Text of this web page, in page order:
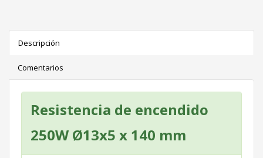
Descripción
Comentarios
Resistencia de encendido
250W Ø13x5 x 140 mm